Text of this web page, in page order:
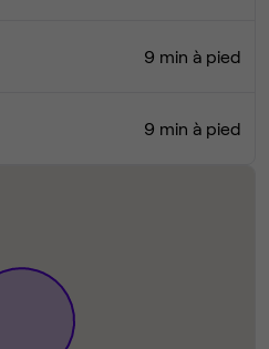
9 min à pied
9 min à pied